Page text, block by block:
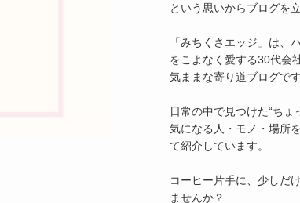
という思いからブログを
「みちくさエッジ」は、
をこよなく愛する30代会
気ままな寄り道ブログです
日常の中で見つけた“ちょ
気になる人・モノ・場所
て紹介しています。
コーヒー片手に、少しだ
ませんか？